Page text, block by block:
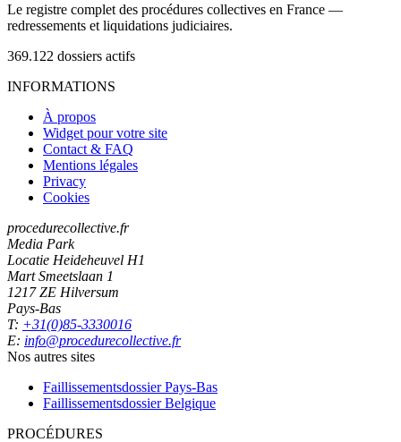
Le registre complet des procédures collectives en France —
redressements et liquidations judiciaires.
369.122 dossiers actifs
INFORMATIONS
À propos
Widget pour votre site
Contact & FAQ
Mentions légales
Privacy
Cookies
procedurecollective.fr
Media Park
Locatie Heideheuvel H1
Mart Smeetslaan 1
1217 ZE Hilversum
Pays-Bas
T: +31(0)85-3330016
E: info@procedurecollective.fr
Nos autres sites
Faillissementsdossier Pays-Bas
Faillissementsdossier Belgique
PROCÉDURES